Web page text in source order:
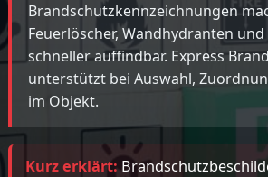
Brandschutzkennzeichnungen
Feuerlöscher, Wandhydranten
schneller auffindbar. Express
unterstützt bei Auswahl,
im Objekt.
Kurz erklärt: